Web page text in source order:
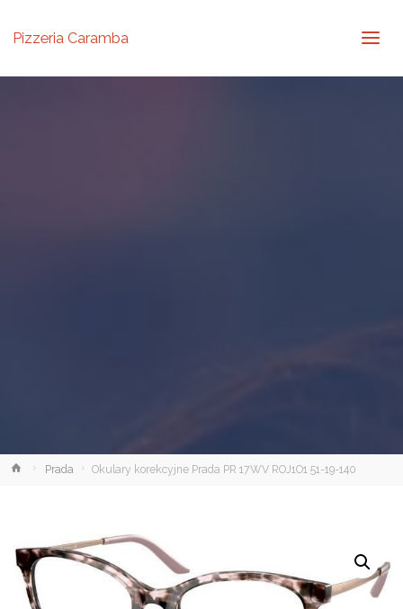
Pizzeria Caramba
StronaPrada Okulary korekcyjne Prada PR 17WV ROJ1O1 51-19-140